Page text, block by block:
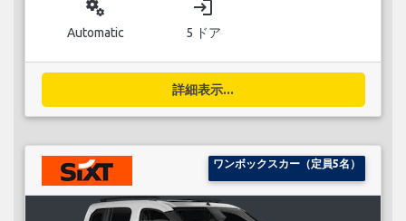
miscellaneous_services
Automatic
login
5 ドア
詳細表示...
ワンボックスカー（定員5名）